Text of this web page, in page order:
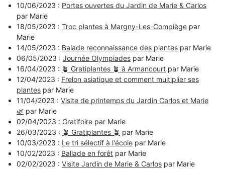
10/06/2023 : Portes ouvertes du Jardin de Marie & Carlos
par Marie
18/05/2023 : Troc plantes à Margny-Les-Compiège par
Marie
14/05/2023 : Balade reconnaissance des plantes par Marie
06/05/2023 : Journée Olympiades par Marie
16/04/2023 : 🪴 Gratiplantes 🪴 à Armancourt par Marie
12/04/2023 : Frelon asiatique et comment multiplier ses
plantes par Marie
11/04/2023 : Visite de printemps du Jardin Carlos et Marie
🌿 par Marie
02/04/2023 : Gratifoire par Marie
26/03/2023 : 🪴 Gratiplantes 🪴 par Marie
10/03/2023 : Le tri sélectif à l'école par Marie
10/02/2023 : Ballade en forêt par Marie
02/02/2023 : Visite Jardin de Marie & Carlos par Marie